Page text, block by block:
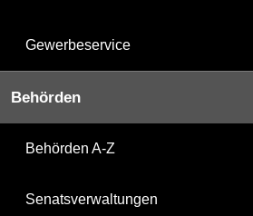
Gewerbeservice
Behörden
Behörden A-Z
Senatsverwaltungen